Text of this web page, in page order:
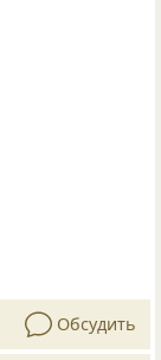
Обсудить